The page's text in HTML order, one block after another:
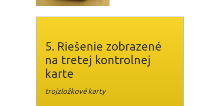
5. Riešenie zobrazené
na tretej kontrolnej
karte
trojzložkové karty